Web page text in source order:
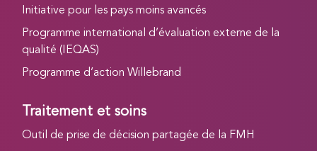
Initiative pour les pays moins avancés
Programme international d’évaluation externe de la
qualité (IEQAS)
Programme d’action Willebrand
Traitement et soins
Outil de prise de décision partagée de la FMH